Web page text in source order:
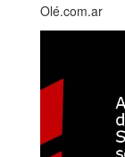
Olé.com.ar